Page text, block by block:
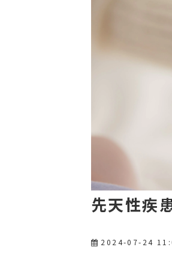
先天性疾
2024-07-24